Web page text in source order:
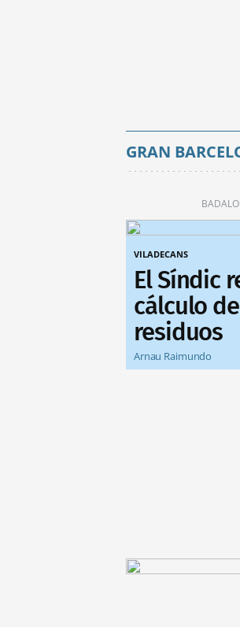
GRAN
VILADECANS
El Síndic
cálculo
residuos
Arnau Raimundo